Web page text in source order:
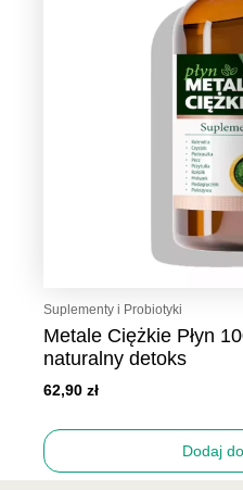
Suplementy i Probiotyki
Metale Ciężkie Płyn
naturalny detoks
62,90zł
Dodaj